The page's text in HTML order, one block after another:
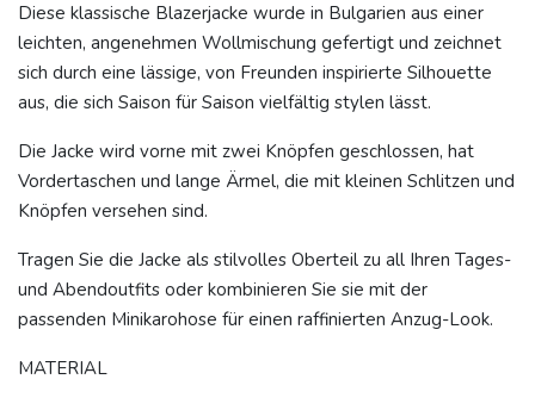
Diese klassische Blazerjacke wurde in Bulgarien aus einer
leichten, angenehmen Wollmischung gefertigt und zeichnet
sich durch eine lässige, von Freunden inspirierte Silhouette
aus, die sich Saison für Saison vielfältig stylen lässt.
Die Jacke wird vorne mit zwei Knöpfen geschlossen, hat
Vordertaschen und lange Ärmel, die mit kleinen Schlitzen und
Knöpfen versehen sind.
Tragen Sie die Jacke als stilvolles Oberteil zu all Ihren Tages-
und Abendoutfits oder kombinieren Sie sie mit der
passenden Minikarohose für einen raffinierten Anzug-Look.
MATERIAL